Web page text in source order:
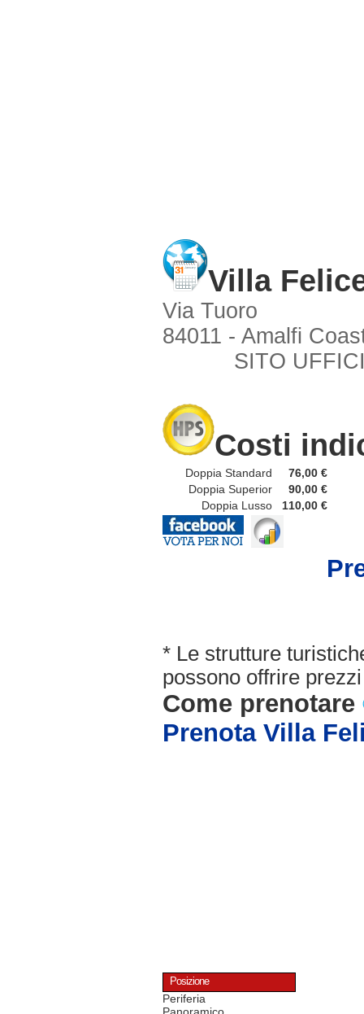
Villa
Via Tuoro
84011 - Amalfi
SITO
Costi
Doppia Standard
76,00 €
Doppia Superior
90,00 €
Doppia Lusso
110,00 €
* Le strutture
possono offrire
Come prenotare
Prenota Villa
Posizione
Periferia